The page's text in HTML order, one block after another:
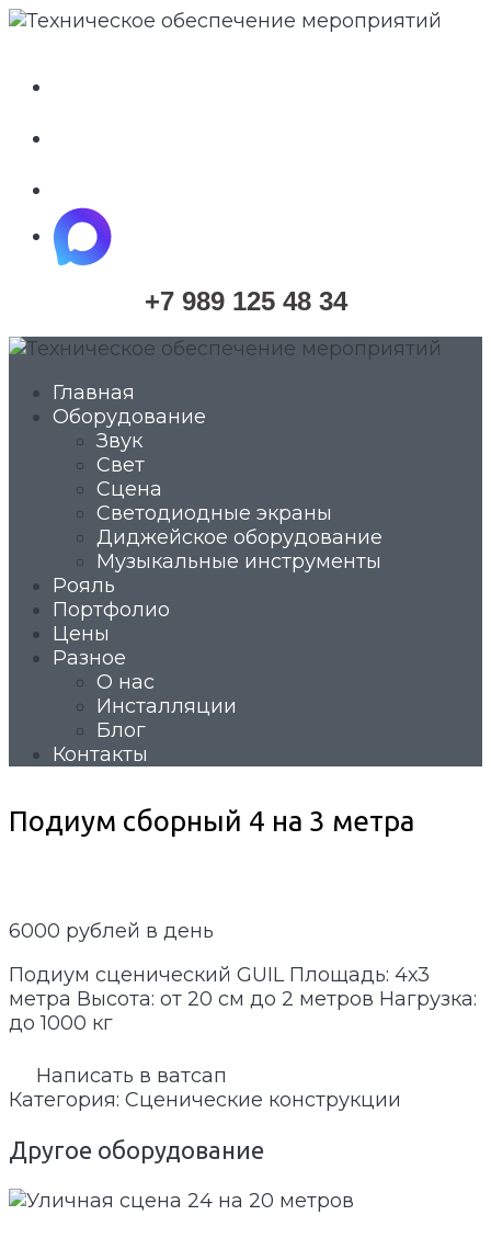
maximize
+7 989 125 48 34
Главная
Оборудование
Звук
Свет
Сцена
Светодиодные экраны
Диджейское оборудование
Музыкальные инструменты
Рояль
Портфолио
Цены
Разное
О нас
Инсталляции
Блог
Контакты
Подиум сборный 4 на 3 метра
6000 рублей в день
Подиум сценический GUIL Площадь: 4х3
метра Высота: от 20 см до 2 метров Нагрузка:
до 1000 кг
Написать в ватсап
Категория: Сценические конструкции
Другое оборудование